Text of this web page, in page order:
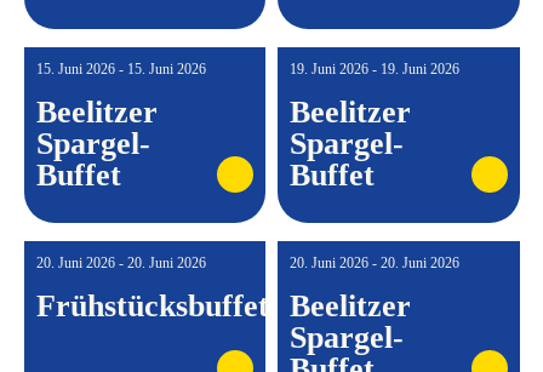
15. Juni 2026 - 15. Juni 2026
Beelitzer
Spargel-
Buffet
19. Juni 2026 - 19. Juni 2026
Beelitzer
Spargel-
Buffet
20. Juni 2026 - 20. Juni 2026
Frühstücksbuffet
20. Juni 2026 - 20. Juni 2026
Beelitzer
Spargel-